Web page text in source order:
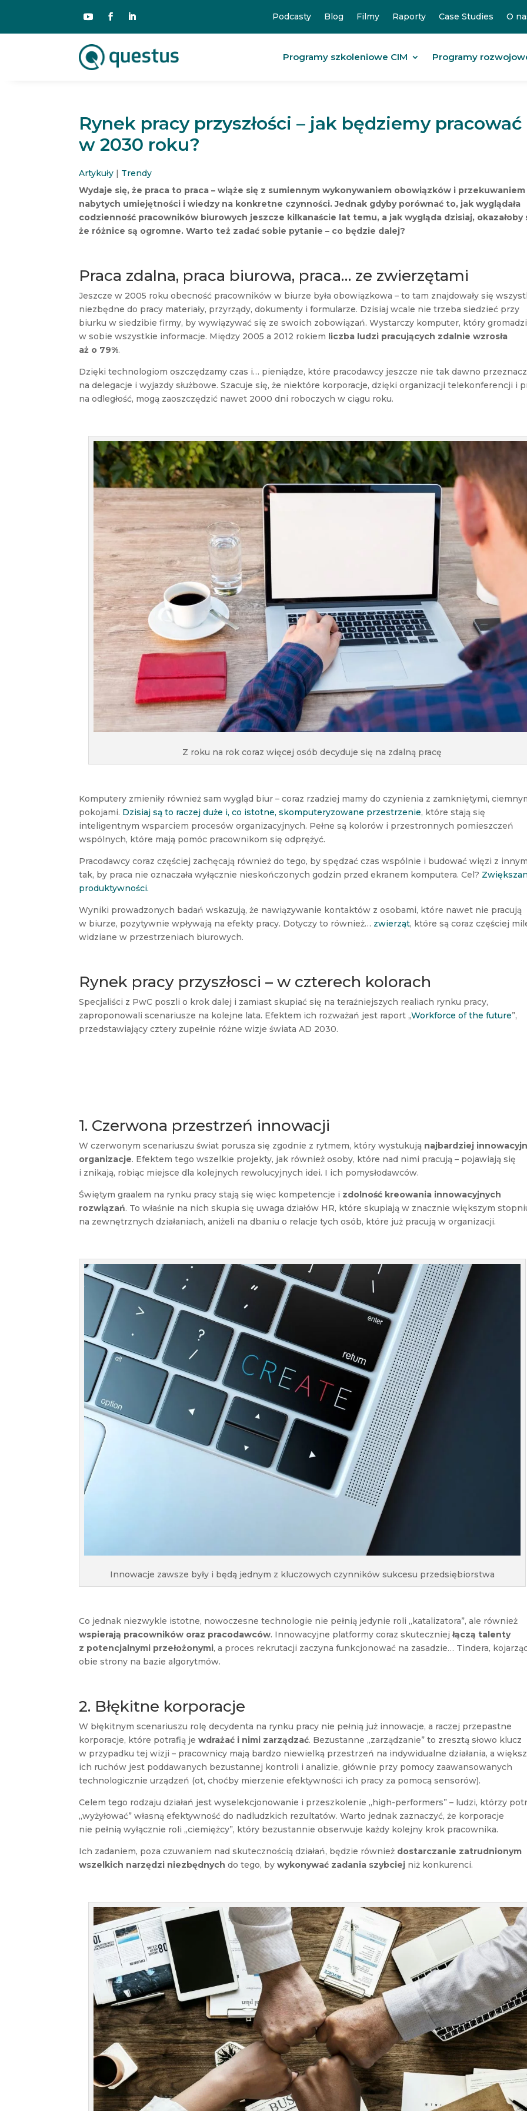
Podcasty Blog Filmy Raporty Case Studies O
Programy szkoleniowe CIM Programy
Rynek pracy przyszłości – jak będziemy pracować
w 2030 roku?
Artykuły | Trendy
Wydaje się, że praca to praca – wiąże się z sumiennym wykonywaniem obowiązków i przekuwaniem
nabytych umiejętności i wiedzy na konkretne czynności. Jednak gdyby porównać to, jak wyglądała
codzienność pracowników biurowych jeszcze kilkanaście lat temu, a jak wygląda dzisiaj, okazałoby
że różnice są ogromne. Warto też zadać sobie pytanie – co będzie dalej?
Praca zdalna, praca biurowa, praca… ze zwierzętami
Jeszcze w 2005 roku obecność pracowników w biurze była obowiązkowa – to tam znajdowały się
niezbędne do pracy materiały, przyrządy, dokumenty i formularze. Dzisiaj wcale nie trzeba siedzieć przy
biurku w siedzibie firmy, by wywiązywać się ze swoich zobowiązań. Wystarczy komputer, który gromadzi
w sobie wszystkie informacje. Między 2005 a 2012 rokiem liczba ludzi pracujących zdalnie wzrosła
aż o 79%.
Dzięki technologiom oszczędzamy czas i… pieniądze, które pracodawcy jeszcze nie tak dawno
na delegacje i wyjazdy służbowe. Szacuje się, że niektóre korporacje, dzięki organizacji telekonferencji i
na odległość, mogą zaoszczędzić nawet 2000 dni roboczych w ciągu roku.
Z roku na rok coraz więcej osób decyduje się na zdalną pracę
Komputery zmieniły również sam wygląd biur – coraz rzadziej mamy do czynienia z zamkniętymi,
pokojami. Dzisiaj są to raczej duże i, co istotne, skomputeryzowane przestrzenie, które stają się
inteligentnym wsparciem procesów organizacyjnych. Pełne są kolorów i przestronnych pomieszczeń
wspólnych, które mają pomóc pracownikom się odprężyć.
Pracodawcy coraz częściej zachęcają również do tego, by spędzać czas wspólnie i budować więzi z
tak, by praca nie oznaczała wyłącznie nieskończonych godzin przed ekranem komputera. Cel?
produktywności.
Wyniki prowadzonych badań wskazują, że nawiązywanie kontaktów z osobami, które nawet nie pracują
w biurze, pozytywnie wpływają na efekty pracy. Dotyczy to również… zwierząt, które są coraz częściej
widziane w przestrzeniach biurowych.
Rynek pracy przyszłosci – w czterech kolorach
Specjaliści z PwC poszli o krok dalej i zamiast skupiać się na teraźniejszych realiach rynku pracy,
zaproponowali scenariusze na kolejne lata. Efektem ich rozważań jest raport „Workforce of the future”,
przedstawiający cztery zupełnie różne wizje świata AD 2030.
1. Czerwona przestrzeń innowacji
W czerwonym scenariuszu świat porusza się zgodnie z rytmem, który wystukują najbardziej
organizacje. Efektem tego wszelkie projekty, jak również osoby, które nad nimi pracują – pojawiają się
i znikają, robiąc miejsce dla kolejnych rewolucyjnych idei. I ich pomysłodawców.
Świętym graalem na rynku pracy stają się więc kompetencje i zdolność kreowania innowacyjnych
rozwiązań. To właśnie na nich skupia się uwaga działów HR, które skupiają w znacznie większym
na zewnętrznych działaniach, aniżeli na dbaniu o relacje tych osób, które już pracują w organizacji.
Innowacje zawsze były i będą jednym z kluczowych czynników sukcesu przedsiębiorstwa
Co jednak niezwykle istotne, nowoczesne technologie nie pełnią jedynie roli „katalizatora”, ale również
wspierają pracowników oraz pracodawców. Innowacyjne platformy coraz skuteczniejłączą talenty
z potencjalnymi przełożonymi, a proces rekrutacji zaczyna funkcjonować na zasadzie… Tindera,
obie strony na bazie algorytmów.
2. Błękitne korporacje
W błękitnym scenariuszu rolę decydenta na rynku pracy nie pełnią już innowacje, a raczej przepastne
korporacje, które potrafią jewdrażać i nimi zarządzać. Bezustanne „zarządzanie” to zresztą słowo klucz
w przypadku tej wizji – pracownicy mają bardzo niewielką przestrzeń na indywidualne działania, a
ich ruchów jest poddawanych bezustannej kontroli i analizie, głównie przy pomocy zaawansowanych
technologicznie urządzeń (ot, choćby mierzenie efektywności ich pracy za pomocą sensorów).
Celem tego rodzaju działań jest wyselekcjonowanie i przeszkolenie „high-performers” – ludzi, którzy
„wyżyłować” własną efektywność do nadludzkich rezultatów. Warto jednak zaznaczyć, że korporacje
nie pełnią wyłącznie roli „ciemiężcy”, który bezustannie obserwuje każdy kolejny krok pracownika.
Ich zadaniem, poza czuwaniem nad skutecznością działań, będzie również dostarczanie zatrudnionym
wszelkich narzędzi niezbędnych do tego, bywykonywać zadania szybciej niż konkurenci.